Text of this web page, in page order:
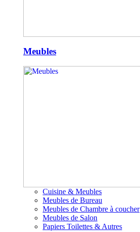
Meubles
Cuisine & Meubles
Meubles de Bureau
Meubles de Chambre à coucher
Meubles de Salon
Papiers Toilettes & Autres